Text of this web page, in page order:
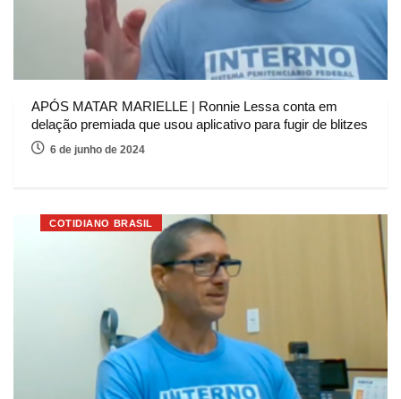
APÓS MATAR MARIELLE | Ronnie Lessa conta em
delação premiada que usou aplicativo para fugir de blitzes
6 de junho de 2024
COTIDIANO BRASIL